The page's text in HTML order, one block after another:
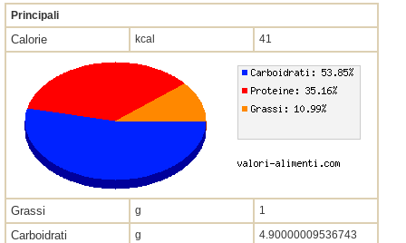
Principali
Calorie kcal 41
Grassi g 1
Carboidrati g 4.90000009536743